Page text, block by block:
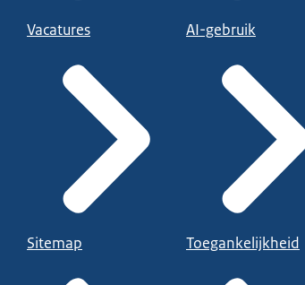
Vacatures
Sitemap
AI-gebruik
Toegankelijkheid